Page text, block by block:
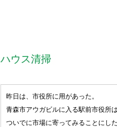
ハウス清掃
昨日は、市役所に用があった。
青森市アウガビルに入る駅前市役所
ついでに市場に寄ってみることにした